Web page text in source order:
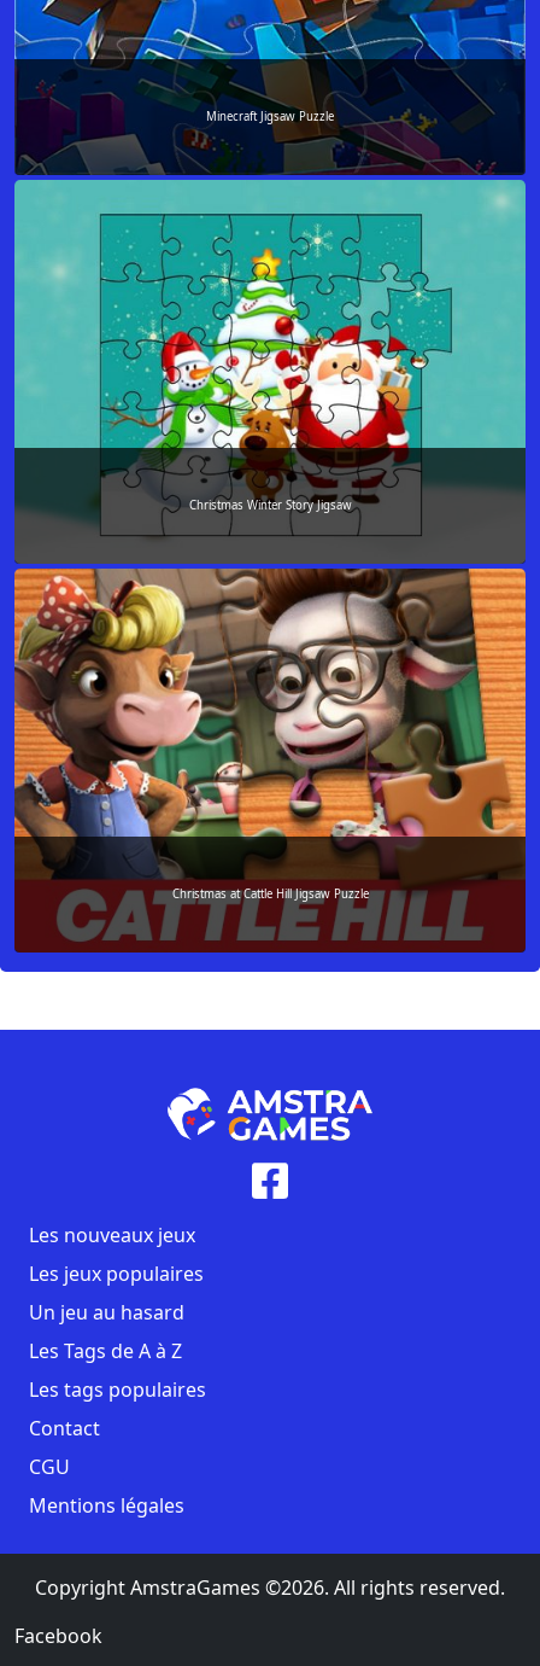
Minecraft Jigsaw Puzzle
Christmas Winter Story Jigsaw
Christmas at Cattle Hill Jigsaw Puzzle
Les nouveaux jeux
Les jeux populaires
Un jeu au hasard
Les Tags de A à Z
Les tags populaires
Contact
CGU
Mentions légales
Copyright AmstraGames ©2026. All rights reserved.
Facebook